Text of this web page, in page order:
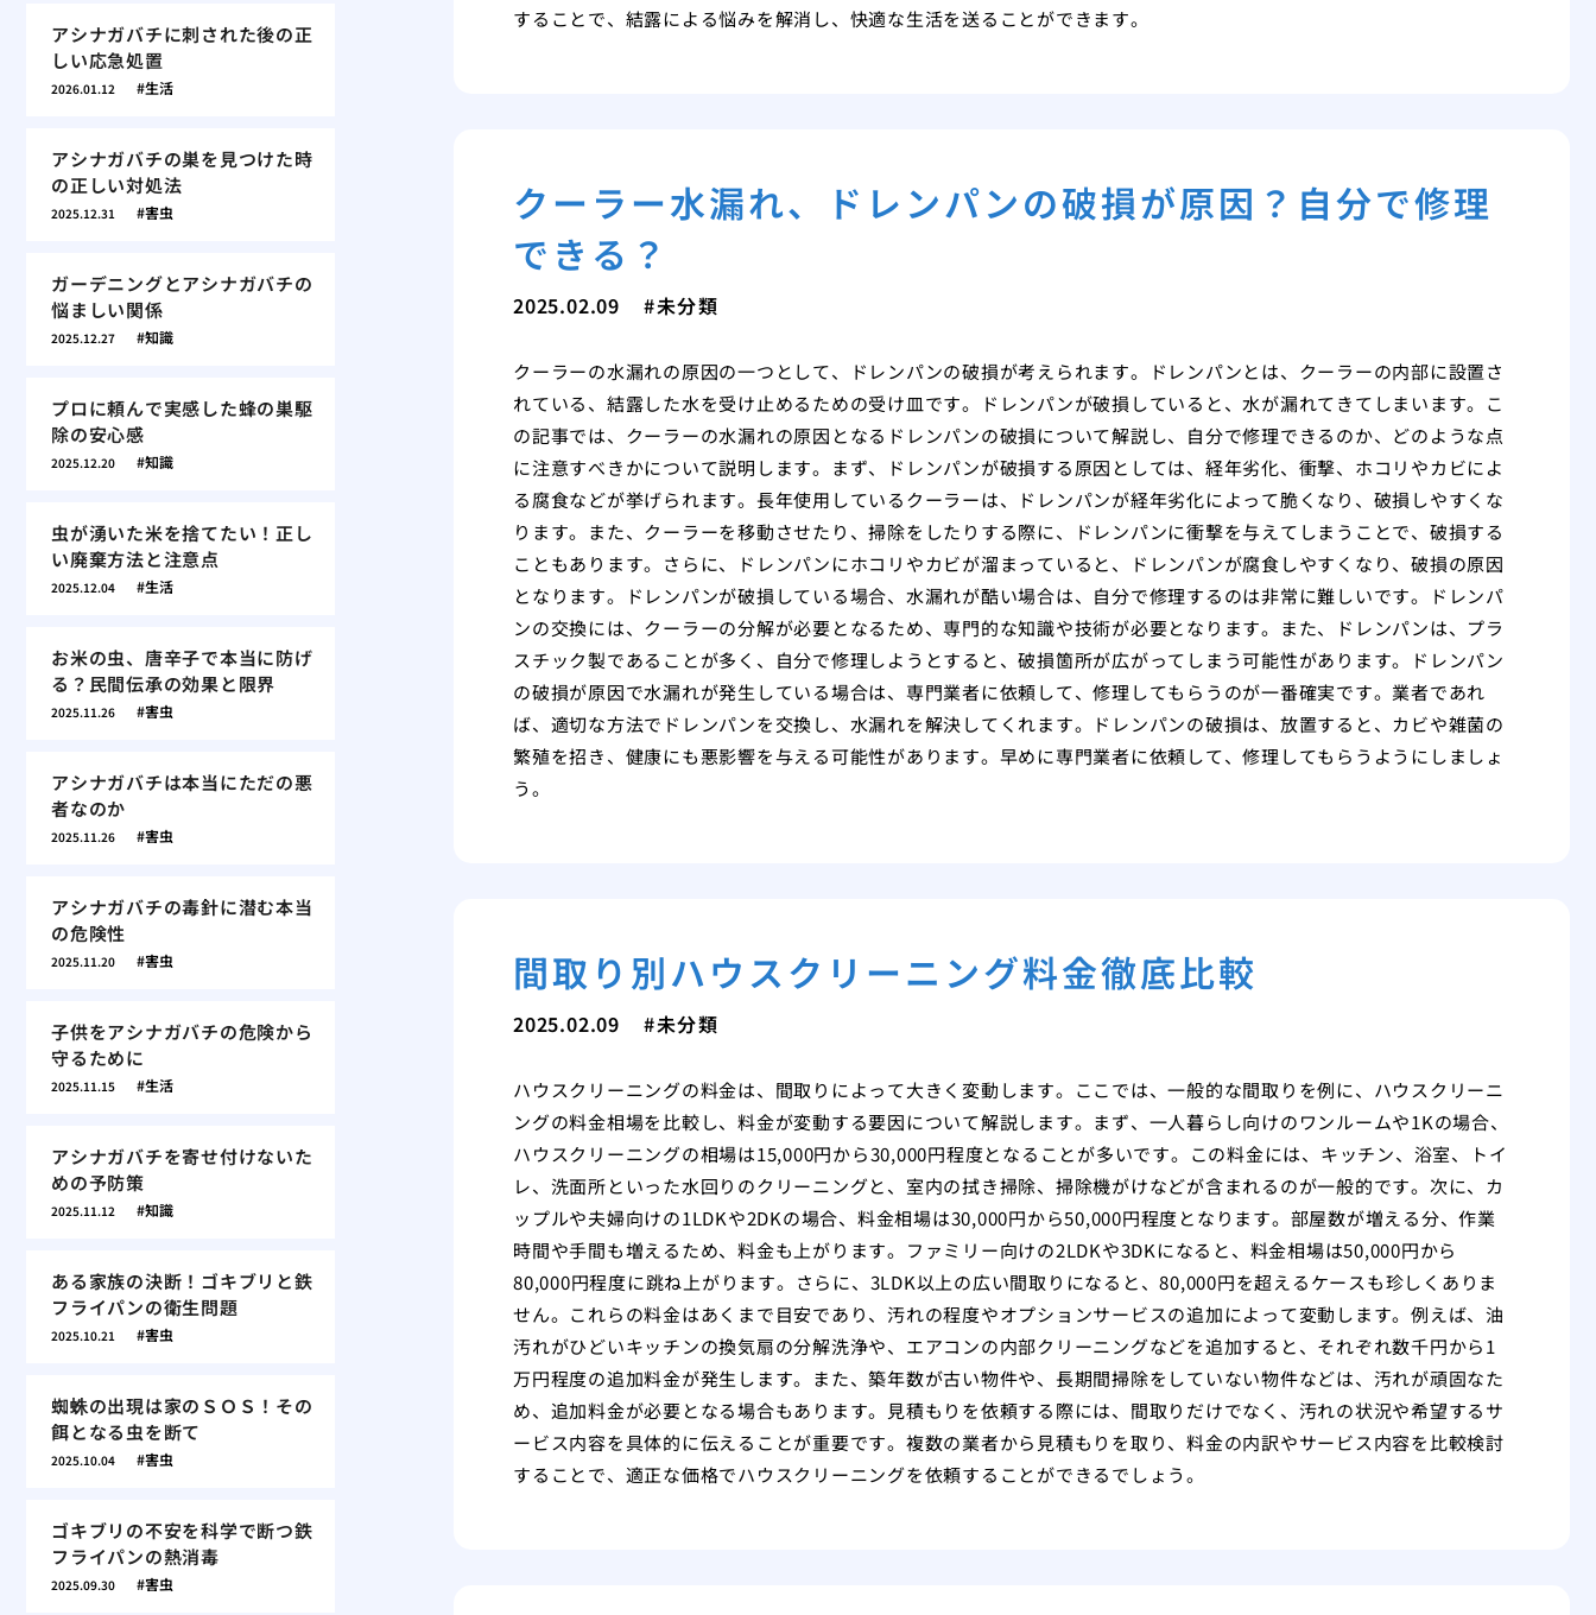
することで、結露による悩みを解消し、快適な生活を送ることができます。
クーラー水漏れ、ドレンパンの破損が原因？自分で修理
できる？
2025.02.09 未分類
クーラーの水漏れの原因の一つとして、ドレンパンの破損が考えられます。ドレンパンとは、クーラーの内部に設置さ
れている、結露した水を受け止めるための受け皿です。ドレンパンが破損していると、水が漏れてきてしまいます。こ
の記事では、クーラーの水漏れの原因となるドレンパンの破損について解説し、自分で修理できるのか、どのような点
に注意すべきかについて説明します。まず、ドレンパンが破損する原因としては、経年劣化、衝撃、ホコリやカビによ
る腐食などが挙げられます。長年使用しているクーラーは、ドレンパンが経年劣化によって脆くなり、破損しやすくな
ります。また、クーラーを移動させたり、掃除をしたりする際に、ドレンパンに衝撃を与えてしまうことで、破損する
こともあります。さらに、ドレンパンにホコリやカビが溜まっていると、ドレンパンが腐食しやすくなり、破損の原因
となります。ドレンパンが破損している場合、水漏れが酷い場合は、自分で修理するのは非常に難しいです。ドレンパ
ンの交換には、クーラーの分解が必要となるため、専門的な知識や技術が必要となります。また、ドレンパンは、プラ
スチック製であることが多く、自分で修理しようとすると、破損箇所が広がってしまう可能性があります。ドレンパン
の破損が原因で水漏れが発生している場合は、専門業者に依頼して、修理してもらうのが一番確実です。業者であれ
ば、適切な方法でドレンパンを交換し、水漏れを解決してくれます。ドレンパンの破損は、放置すると、カビや雑菌の
繁殖を招き、健康にも悪影響を与える可能性があります。早めに専門業者に依頼して、修理してもらうようにしましょ
う。
間取り別ハウスクリーニング料金徹底比較
2025.02.09 未分類
ハウスクリーニングの料金は、間取りによって大きく変動します。ここでは、一般的な間取りを例に、ハウスクリーニ
ングの料金相場を比較し、料金が変動する要因について解説します。まず、一人暮らし向けのワンルームや1Kの場合、
ハウスクリーニングの相場は15,000円から30,000円程度となることが多いです。この料金には、キッチン、浴室、トイ
レ、洗面所といった水回りのクリーニングと、室内の拭き掃除、掃除機がけなどが含まれるのが一般的です。次に、カ
ップルや夫婦向けの1LDKや2DKの場合、料金相場は30,000円から50,000円程度となります。部屋数が増える分、作業
時間や手間も増えるため、料金も上がります。ファミリー向けの2LDKや3DKになると、料金相場は50,000円から
80,000円程度に跳ね上がります。さらに、3LDK以上の広い間取りになると、80,000円を超えるケースも珍しくありま
せん。これらの料金はあくまで目安であり、汚れの程度やオプションサービスの追加によって変動します。例えば、油
汚れがひどいキッチンの換気扇の分解洗浄や、エアコンの内部クリーニングなどを追加すると、それぞれ数千円から1
万円程度の追加料金が発生します。また、築年数が古い物件や、長期間掃除をしていない物件などは、汚れが頑固なた
め、追加料金が必要となる場合もあります。見積もりを依頼する際には、間取りだけでなく、汚れの状況や希望するサ
ービス内容を具体的に伝えることが重要です。複数の業者から見積もりを取り、料金の内訳やサービス内容を比較検討
することで、適正な価格でハウスクリーニングを依頼することができるでしょう。
アシナガバチに刺された後の正
しい応急処置
2026.01.12 生活
アシナガバチの巣を見つけた時
の正しい対処法
2025.12.31 害虫
ガーデニングとアシナガバチの
悩ましい関係
2025.12.27 知識
プロに頼んで実感した蜂の巣駆
除の安心感
2025.12.20 知識
虫が湧いた米を捨てたい！正し
い廃棄方法と注意点
2025.12.04 生活
お米の虫、唐辛子で本当に防げ
る？民間伝承の効果と限界
2025.11.26 害虫
アシナガバチは本当にただの悪
者なのか
2025.11.26 害虫
アシナガバチの毒針に潜む本当
の危険性
2025.11.20 害虫
子供をアシナガバチの危険から
守るために
2025.11.15 生活
アシナガバチを寄せ付けないた
めの予防策
2025.11.12 知識
ある家族の決断！ゴキブリと鉄
フライパンの衛生問題
2025.10.21 害虫
蜘蛛の出現は家のＳＯＳ！その
餌となる虫を断て
2025.10.04 害虫
ゴキブリの不安を科学で断つ鉄
フライパンの熱消毒
2025.09.30 害虫